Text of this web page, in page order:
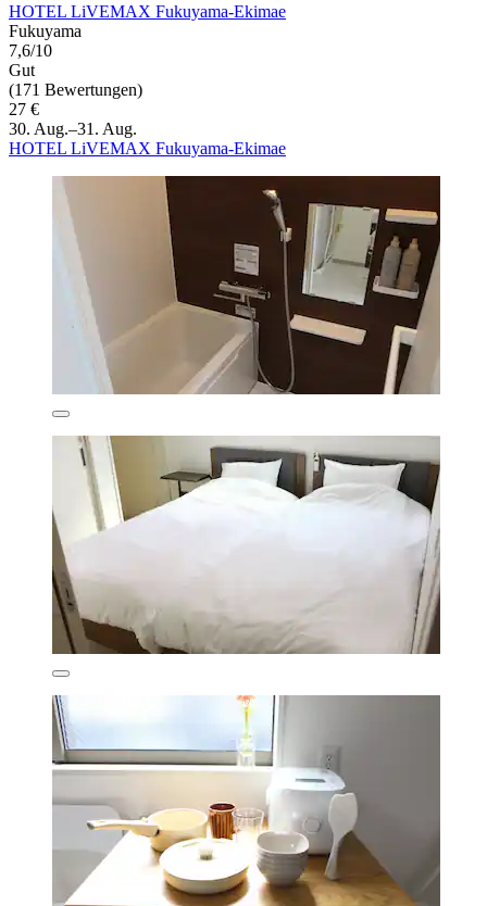
HOTEL LiVEMAX Fukuyama-Ekimae
Fukuyama
7,6/10
Gut
(171 Bewertungen)
27 €
30. Aug.–31. Aug.
HOTEL LiVEMAX Fukuyama-Ekimae